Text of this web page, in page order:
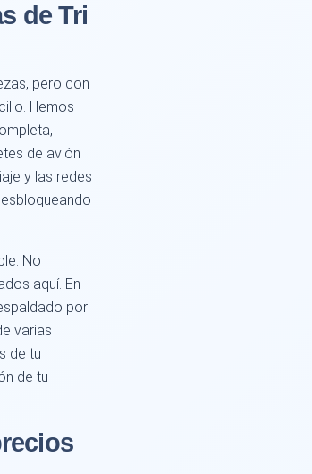
de Tri
pero con
Hemos
de avión
y las redes
No
aquí. En
por
varias
de tu
de tu